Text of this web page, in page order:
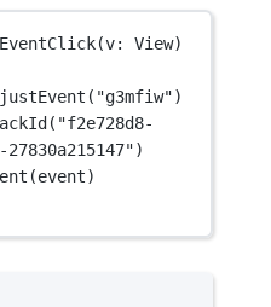
(v: View)
( "g3mfiw")
( "f2e728d8-
)
(event)